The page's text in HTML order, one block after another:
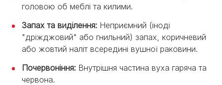
головою об меблі та килими.
Запах та виділення: Неприємний (іноді
"дріжджовий" або гнильний) запах, коричневий
або жовтий наліт всередині вушної раковини.
Почервоніння: Внутрішня частина вуха гаряча та
червона.